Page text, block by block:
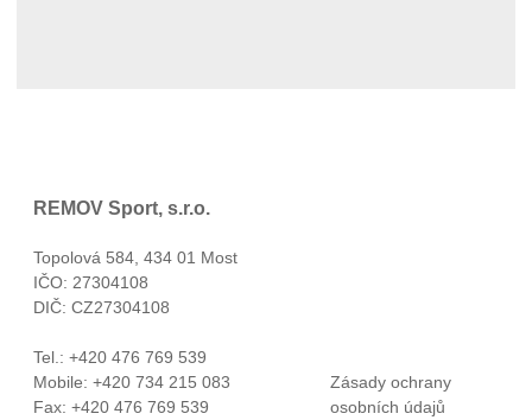
REMOV Sport, s.r.o.
Topolová 584, 434 01 Most
IČO: 27304108
DIČ: CZ27304108
Tel.: +420 476 769 539
Mobile: +420 734 215 083
Fax: +420 476 769 539
Zásady ochrany
osobních údajů